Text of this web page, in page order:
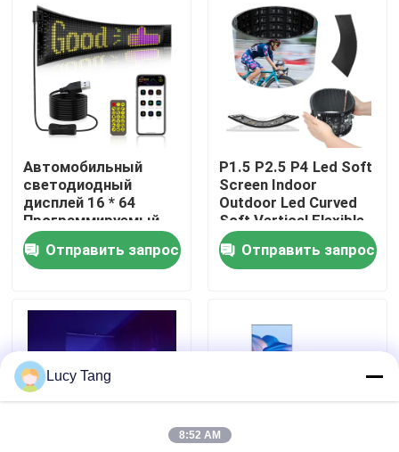
Видеозаписи
VR-шоу
О нас
Экскурсия по заводу
Контроль качества
Свяжитесь с нами
Новости
Автомобильный
светодиодный
дисплей 16 * 64
Программируемый
USB 5V RGB
анимация текста DIY
прокрутка панель
управления
светодиодный экран
Отправить запрос
P1.5 P2.5 P4 Led Soft
Screen Indoor
Outdoor Led Curved
Soft Vertical Flexible
Ads Display Screen
(Ледующий мягкий
экран внутреннего и
Отправить запрос
Lucy Tang
8:52 AM